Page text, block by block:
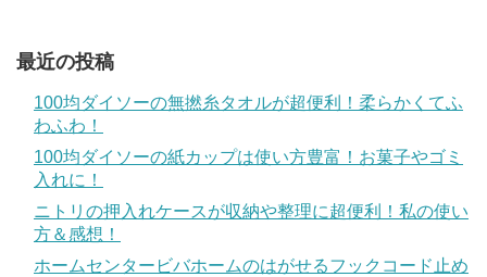
最近の投稿
100均ダイソーの無撚糸タオルが超便利！柔らかくてふ
わふわ！
100均ダイソーの紙カップは使い方豊富！お菓子やゴミ
入れに！
ニトリの押入れケースが収納や整理に超便利！私の使い
方＆感想！
ホームセンタービバホームのはがせるフックコード止め